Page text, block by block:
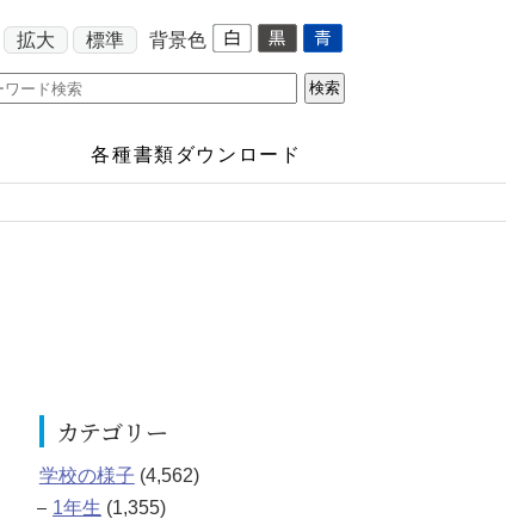
拡大 標準 背景色
各種書類ダウンロード
カテゴリー
学校の様子 (4,562)
1年生 (1,355)